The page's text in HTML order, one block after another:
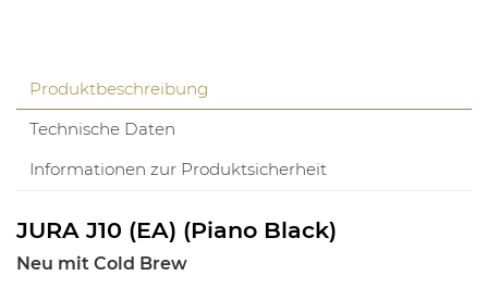
Produktbeschreibung
Technische Daten
Informationen zur Produktsicherheit
JURA J10 (EA) (Piano Black)
Neu mit Cold Brew